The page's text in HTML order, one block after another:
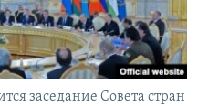
заседание Совета стран